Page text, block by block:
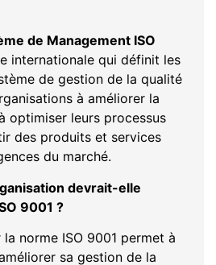
de Management ISO
internationale qui définit les
de gestion de la qualité
à améliorer la
optimiser leurs processus
des produits et services
du marché.
devrait-elle
9001 ?
norme ISO 9001 permet à
sa gestion de la